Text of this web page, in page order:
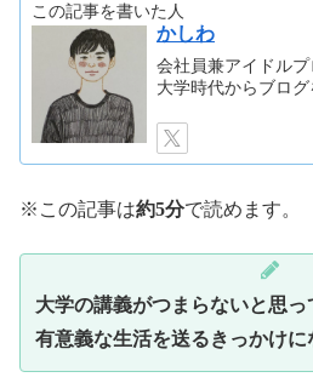
この記事を書いた人
かしわ
会社員兼アイドルプ
大学時代からブログ
※この記事は約5分で読めます。
大学の講義がつまらないと思
有意義な生活を送るきっかけに